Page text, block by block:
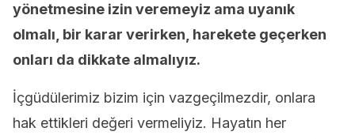
yönetmesine izin veremeyiz ama uyanık
olmalı, bir karar verirken, harekete geçerken
onları da dikkate almalıyız.
İçgüdülerimiz bizim için vazgeçilmezdir, onlara
hak ettikleri değeri vermeliyiz. Hayatın her